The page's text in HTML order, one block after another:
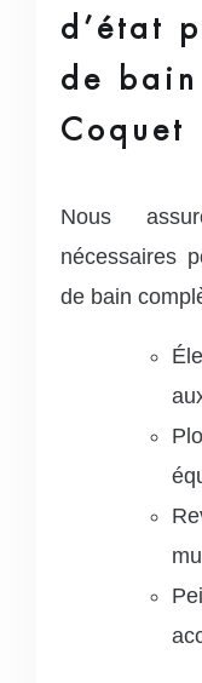
d’état
de
Coquet
Nous
nécessaires
de bain